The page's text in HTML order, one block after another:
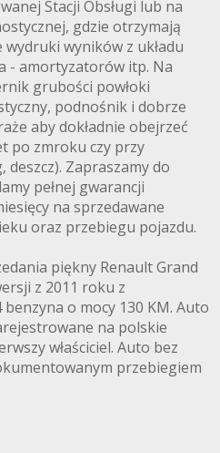
Stacji Obsługi lub na
gdzie otrzymają
wyników z układu
- amortyzatorów itp. Na
grubości powłoki
podnośnik i dobrze
aby dokładnie obejrzeć
po zmroku czy przy
Zapraszamy do
pełnej gwarancji
na sprzedawane
oraz przebiegu pojazdu.
piękny Renault Grand
z 2011 roku z
o mocy 130 KM. Auto
na polskie
właściciel. Auto bez
przebiegiem